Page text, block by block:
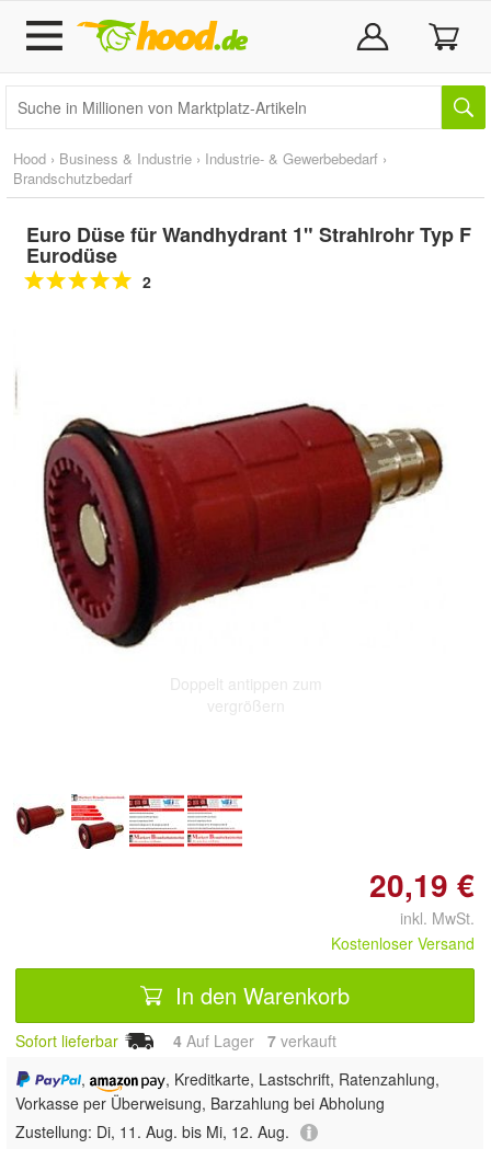
Hood › Business & Industrie › Industrie- & Gewerbebedarf ›
Brandschutzbedarf
Euro Düse für Wandhydrant 1" Strahlrohr Typ F
Eurodüse
2
Doppelt antippen zum
vergrößern
20,19 €
inkl. MwSt.
Kostenloser Versand
In den Warenkorb
Sofort lieferbar 4 Auf Lager 7 verkauft
,
, Kreditkarte, Lastschrift, Ratenzahlung,
Vorkasse per Überweisung, Barzahlung bei Abholung
Zustellung: Di, 11. Aug. bis Mi, 12. Aug.